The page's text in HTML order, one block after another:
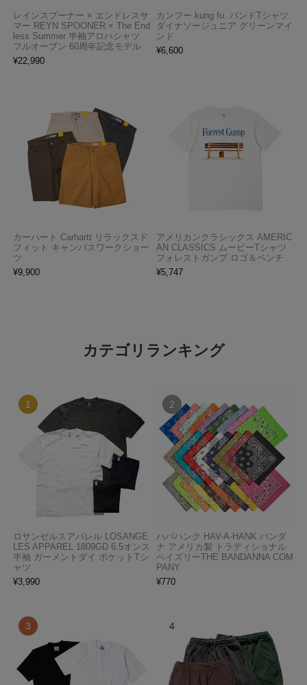
レインスプーナー × エンドレスサ
マー REYN SPOONER × The End
less Summer 半袖アロハシャツ
フルオープン 60周年記念モデル
¥22,990
カンフー kung fu. バンドTシャツ
ダイナソージュニア グリーンマイ
ンド
¥6,600
カーハート Carhartt リラックスド
フィット キャンバスワークショー
ツ
¥9,900
アメリカンクラシックス AMERIC
AN CLASSICS ムービーTシャツ
フォレストガンプ ロゴ＆ベンチ
¥5,747
カテゴリランキング
ロサンゼルスアパレル LOSANGE
LES APPAREL 1809GD 6.5オンス
半袖 ガーメントダイ ポケットTシ
ャツ
¥3,990
ハバハンク HAV-A-HANK バンダ
ナ アメリカ製 トラディショナル
ペイズリーTHE BANDANNA COM
PANY
¥770